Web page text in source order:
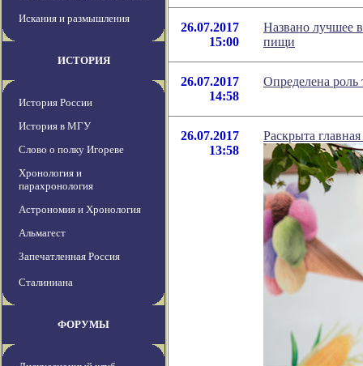
Искания и размышления
ИСТОРИЯ
История России
История в МГУ
Слово о полку Игореве
Хронология и
парахронология
Астрономия и Хронология
Альмагест
Запечатленная Россия
Сталиниана
ФОРУМЫ
26.07.2017
15:00
Названо лучшее
пищи
26.07.2017
14:58
Определена
26.07.2017
13:58
Раскрыта